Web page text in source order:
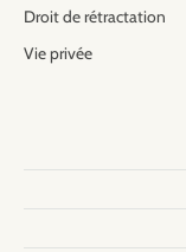
Droit de rétractation
Vie privée